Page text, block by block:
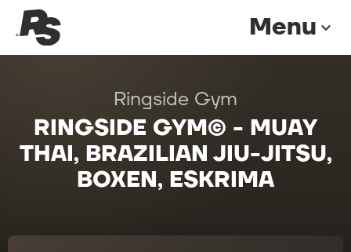
Menu expand_more
Ringside Gym
RINGSIDE GYM© - MUAY
THAI, BRAZILIAN JIU-JITSU,
BOXEN, ESKRIMA